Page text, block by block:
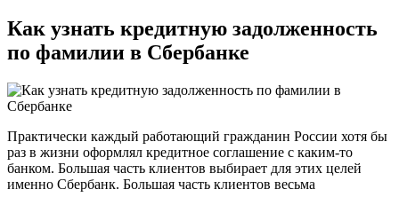
Как узнать кредитную задолженность
по фамилии в Сбербанке
Практически каждый работающий гражданин России хотя бы
раз в жизни оформлял кредитное соглашение с каким-то
банком. Большая часть клиентов выбирает для этих целей
именно Сбербанк. Большая часть клиентов весьма